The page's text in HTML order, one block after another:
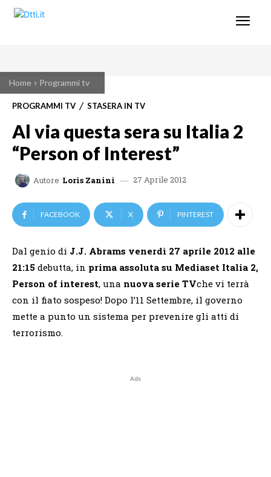
Home Programmi tv
PROGRAMMI TV STASERA IN TV
Al via questa sera su Italia 2
“Person of Interest”
Autore Loris Zanini 27 Aprile 2012
FACEBOOK X PINTEREST
Dal genio di J.J. Abrams venerdì 27 aprile 2012 alle
21:15 debutta, in prima assoluta su Mediaset Italia 2,
Person of interest, una nuova serie TVche vi terrà
con il fiato sospeso! Dopo l’11 Settembre, il governo
mette a punto un sistema per prevenire gli atti di
terrorismo.
Ads